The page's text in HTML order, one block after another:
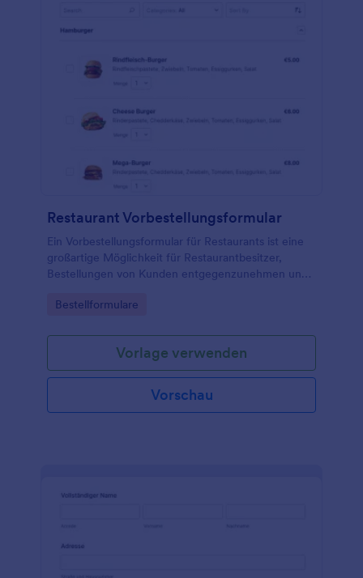
Restaurant Vorbestellungsformular
Ein Vorbestellungsformular für Restaurants ist eine
großartige Möglichkeit für Restaurantbesitzer,
Bestellungen von Kunden entgegenzunehmen und
Go to Category:
Bestellformulare
Vorlage verwenden
Vorschau